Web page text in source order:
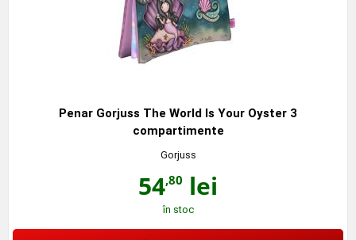
Penar Gorjuss The World Is Your Oyster 3
compartimente
Gorjuss
54,80 lei
în stoc